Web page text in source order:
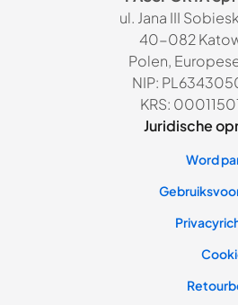
ul. Jana III
40-082
Polen,
NIP:
KRS:
Juridische
Word